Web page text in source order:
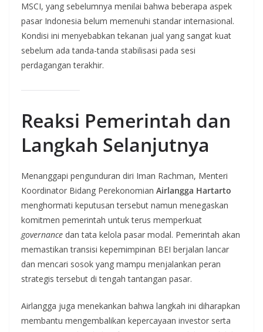
MSCI, yang sebelumnya menilai bahwa beberapa aspek
pasar Indonesia belum memenuhi standar internasional.
Kondisi ini menyebabkan tekanan jual yang sangat kuat
sebelum ada tanda-tanda stabilisasi pada sesi
perdagangan terakhir.
Reaksi Pemerintah dan
Langkah Selanjutnya
Menanggapi pengunduran diri Iman Rachman, Menteri
Koordinator Bidang Perekonomian Airlangga Hartarto
menghormati keputusan tersebut namun menegaskan
komitmen pemerintah untuk terus memperkuat
governance dan tata kelola pasar modal. Pemerintah akan
memastikan transisi kepemimpinan BEI berjalan lancar
dan mencari sosok yang mampu menjalankan peran
strategis tersebut di tengah tantangan pasar.
Airlangga juga menekankan bahwa langkah ini diharapkan
membantu mengembalikan kepercayaan investor serta